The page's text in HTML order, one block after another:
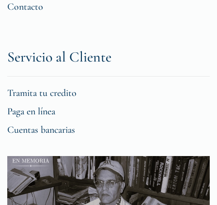
Contacto
Servicio al Cliente
Tramita tu credito
Paga en línea
Cuentas bancarias